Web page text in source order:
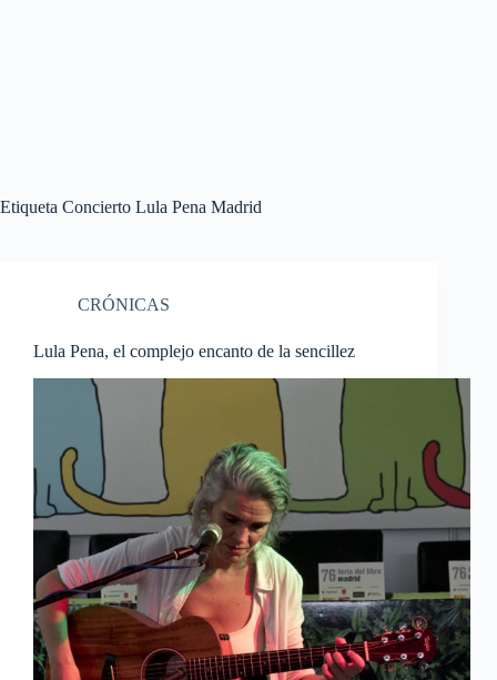
Etiqueta Concierto Lula Pena Madrid
CRÓNICAS
Lula Pena, el complejo encanto de la sencillez